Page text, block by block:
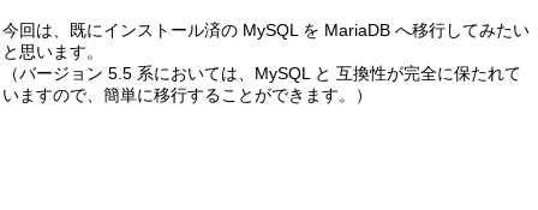
今回は、既にインストール済の MySQL を MariaDB へ移行してみたい
と思います。
（バージョン 5.5 系においては、MySQL と 互換性が完全に保たれて
いますので、簡単に移行することができます。）